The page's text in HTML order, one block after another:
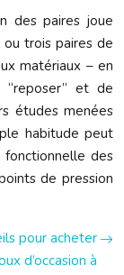
des paires joue
trois paires de
matériaux – en
et de
études menées
habitude peut
des
de pression
pour acheter
d’occasion à